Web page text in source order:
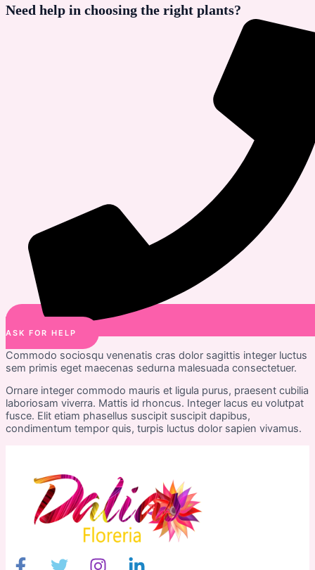
Need help in choosing the right plants?
ASK FOR HELP
Commodo sociosqu venenatis cras dolor sagittis integer luctus
sem primis eget maecenas sedurna malesuada consectetuer.
Ornare integer commodo mauris et ligula purus, praesent cubilia
laboriosam viverra. Mattis id rhoncus. Integer lacus eu volutpat
fusce. Elit etiam phasellus suscipit suscipit dapibus,
condimentum tempor quis, turpis luctus dolor sapien vivamus.